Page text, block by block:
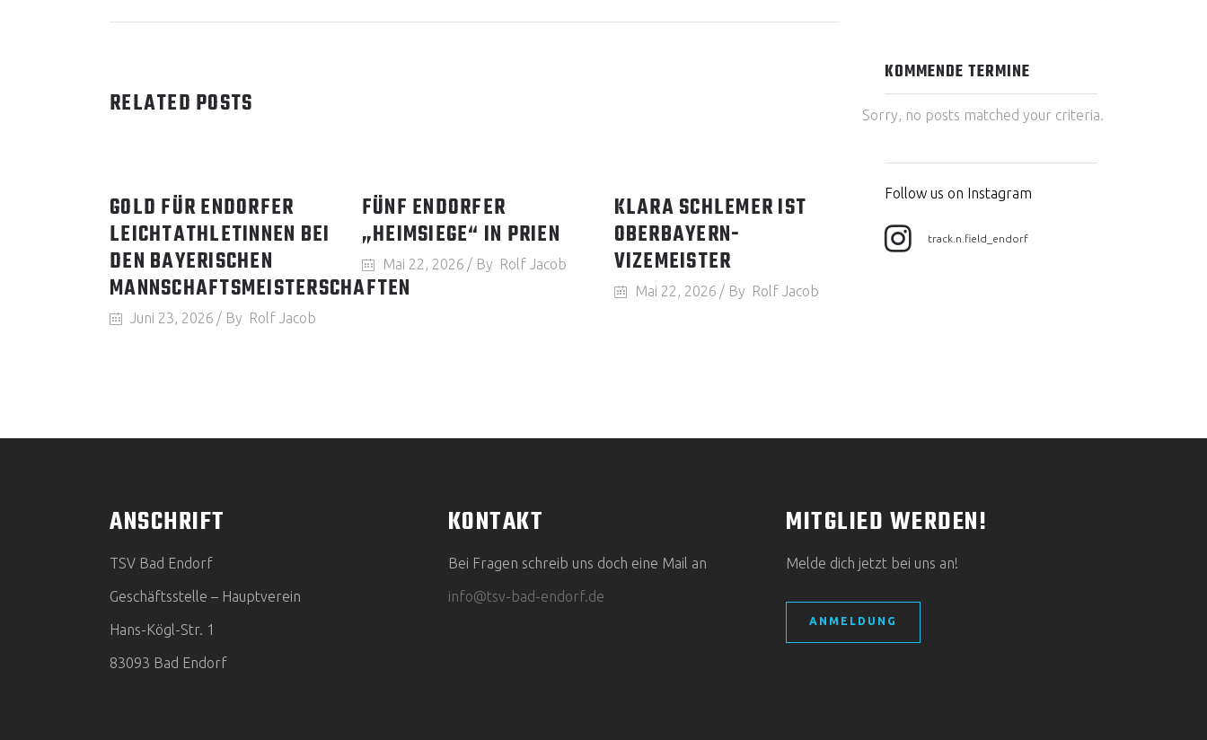
RELATED POSTS
GOLD FÜR ENDORFER
LEICHTATHLETINNEN BEI
DEN BAYERISCHEN
MANNSCHAFTSMEISTERSCHAFTEN
Juni 23, 2026 By Rolf Jacob
FÜNF ENDORFER
„HEIMSIEGE“ IN PRIEN
Mai 22, 2026 By Rolf Jacob
KLARA SCHLEMER IST
OBERBAYERN-
VIZEMEISTER
Mai 22, 2026 By Rolf Jacob
KOMMENDE TERMINE
Sorry, no posts matched your criteria.
Follow us on Instagram
track.n.field_endorf
ANSCHRIFT
TSV Bad Endorf
Geschäftsstelle – Hauptverein
Hans-Kögl-Str. 1
83093 Bad Endorf
KONTAKT
Bei Fragen schreib uns doch eine Mail an
info@tsv-bad-endorf.de
MITGLIED WERDEN!
Melde dich jetzt bei uns an!
ANMELDUNG